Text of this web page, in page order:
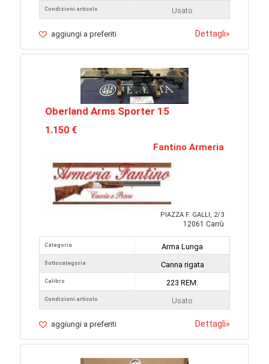
Condizioni articolo
Usato
aggiungi a preferiti Dettagli»
Oberland Arms Sporter 15
1.150 €
Fantino Armeria
PIAZZA F. GALLI, 2/3
12061 Carrù
Categoria
Sottocategoria
Calibro
Condizioni articolo
Arma Lunga
Canna rigata
223 REM.
Usato
aggiungi a preferiti Dettagli»